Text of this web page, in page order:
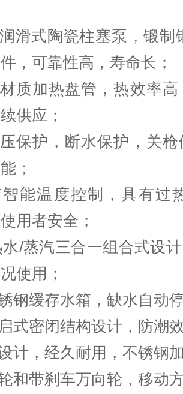
滑式陶瓷柱塞泵，锻
，可靠性高，寿命长；
质加热盘管，热效率
供应；
保护，断水保护，关
；
能温度控制，具有过
用者安全；
/蒸汽三合一组合式设
使用；
钢缓存水箱，缺水自动
式密闭结构设计，防潮
计，经久耐用，不锈钢
和带刹车万向轮，移动